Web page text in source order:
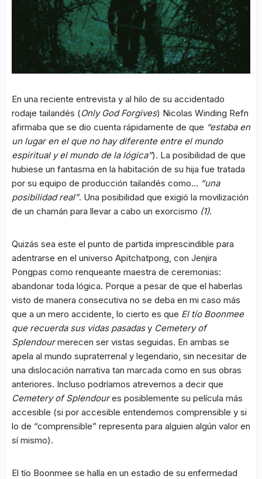
En una reciente entrevista y al hilo de su accidentado
rodaje tailandés (Only God Forgives) Nicolas Winding Refn
afirmaba que se dio cuenta rápidamente de que “estaba en
un lugar en el que no hay diferente entre el mundo
espiritual y el mundo de la lógica”). La posibilidad de que
hubiese un fantasma en la habitación de su hija fue tratada
por su equipo de producción tailandés como… “una
posibilidad real”. Una posibilidad que exigió la movilización
de un chamán para llevar a cabo un exorcismo (1).
Quizás sea este el punto de partida imprescindible para
adentrarse en el universo Apitchatpong, con Jenjira
Pongpas como renqueante maestra de ceremonias:
abandonar toda lógica. Porque a pesar de que el haberlas
visto de manera consecutiva no se deba en mi caso más
que a un mero accidente, lo cierto es que El tío Boonmee
que recuerda sus vidas pasadasy Cemetery of
Splendourmerecen ser vistas seguidas. En ambas se
apela al mundo supraterrenal y legendario, sin necesitar de
una dislocación narrativa tan marcada como en sus obras
anteriores. Incluso podríamos atrevernos a decir que
Cemetery of Splendoures posiblemente su película más
accesible (si por accesible entendemos comprensible y si
lo de “comprensible” representa para alguien algún valor en
sí mismo).
El tío Boonmee se halla en un estadio de su enfermedad